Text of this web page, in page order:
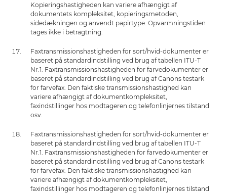
Kopieringshastigheden kan variere afhængigt af
dokumentets kompleksitet, kopieringsmetoden,
sidedækningen og anvendt papirtype. Opvarmningstiden
tages ikke i betragtning.
Faxtransmissionshastigheden for sort/hvid-dokumenter er
baseret på standardindstilling ved brug af tabellen ITU-T
Nr.1. Faxtransmissionshastigheden for farvedokumenter er
baseret på standardindstilling ved brug af Canons testark
for farvefax. Den faktiske transmissionshastighed kan
variere afhængigt af dokumentkompleksitet,
faxindstillinger hos modtageren og telefonlinjernes tilstand
osv.
Faxtransmissionshastigheden for sort/hvid-dokumenter er
baseret på standardindstilling ved brug af tabellen ITU-T
Nr.1. Faxtransmissionshastigheden for farvedokumenter er
baseret på standardindstilling ved brug af Canons testark
for farvefax. Den faktiske transmissionshastighed kan
variere afhængigt af dokumentkompleksitet,
faxindstillinger hos modtageren og telefonlinjernes tilstand